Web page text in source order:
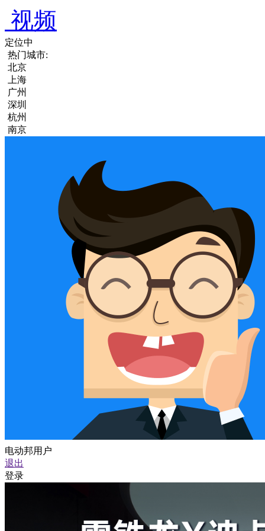
视频
定位中
热门城市:
北京
上海
广州
深圳
杭州
南京
电动邦用户
退出
登录